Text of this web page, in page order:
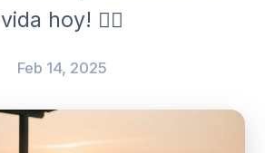
vida hoy! 🧘‍♂️
Feb 14, 2025